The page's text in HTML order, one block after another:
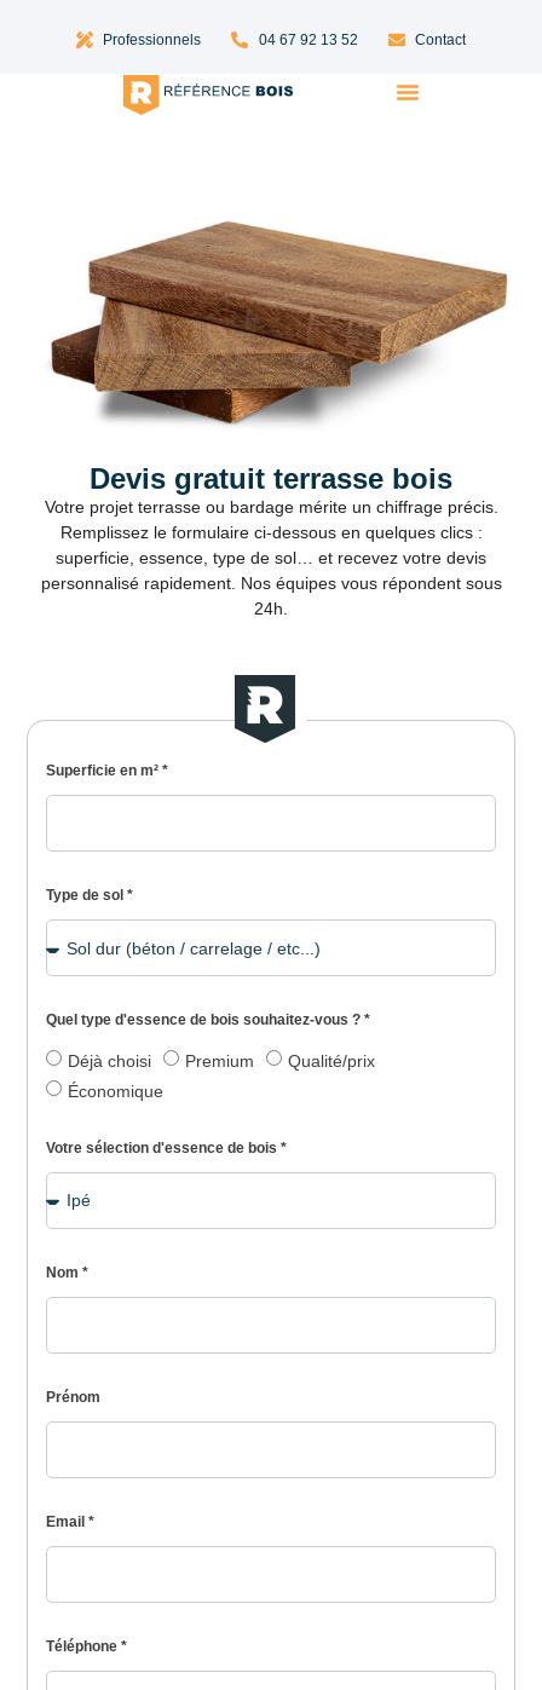
Professionnels 04 67 92 13 52 Contact
Devis gratuit terrasse bois
Votre projet terrasse ou bardage mérite un chiffrage précis.
Remplissez le formulaire ci-dessous en quelques clics :
superficie, essence, type de sol… et recevez votre devis
personnalisé rapidement. Nos équipes vous répondent sous
24h.
Superficie en m² *
Type de sol *
Quel type d'essence de bois souhaitez-vous ? *
Déjà choisi Premium
Qualité/prix
Économique
Votre sélection d'essence de bois *
Nom *
Prénom
Email *
Téléphone *